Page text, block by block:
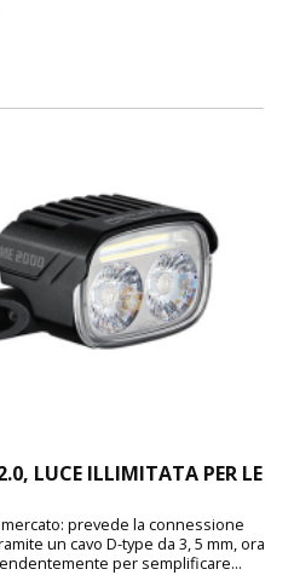
LUCE ILLIMITATA PER LE
prevede la connessione
un cavo D-type da 3, 5 mm, ora
per semplificare...